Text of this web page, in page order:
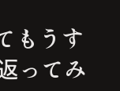
もうす
ってみ